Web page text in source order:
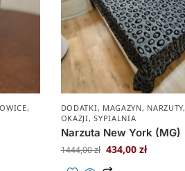
,
DODATKI, MAGAZYN, NARZUTY,
OKAZJI,SYPIALNIA
Narzuta New York (MG)
1444,00zł 434,00 zł